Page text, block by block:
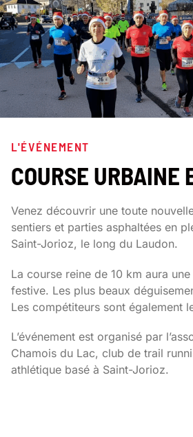
L'ÉVÉNEMENT
COURSE URBAINE
Venez découvrir une toute
sentiers et parties asphaltées en
Saint-Jorioz, le long du Laudon.
La course reine de 10 km aura
festive. Les plus beaux
Les compétiteurs sont également
L’événement est organisé par
Chamois du Lac, club de trail
athlétique basé à Saint-Jorioz.